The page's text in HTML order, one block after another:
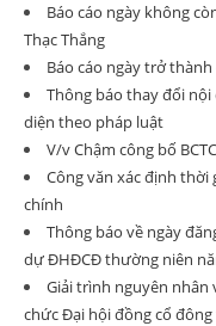
Báo cáo ngày không
Thạc Thắng
Báo cáo ngày trở
Thông báo thay đổi
diện theo pháp luật
V/v Chậm công bố
Công văn xác định thời
chính
Thông báo về ngày
dự ĐHĐCĐ thường niên
Giải trình nguyên nhân
chức Đại hội đồng cổ